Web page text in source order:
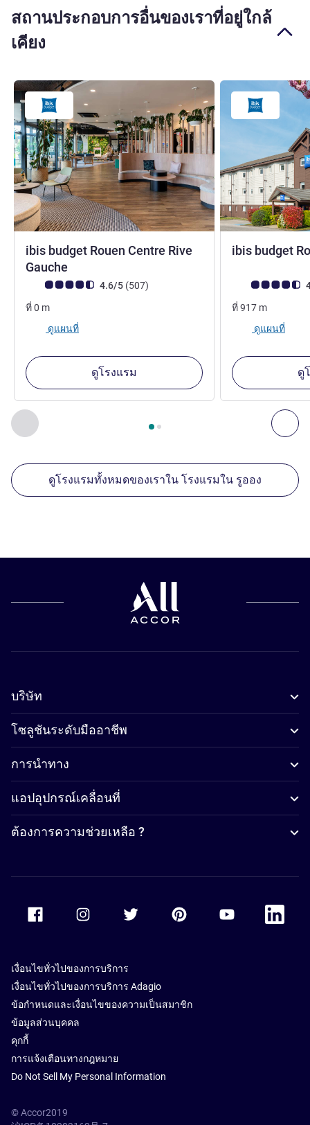
สถานประกอบการอื่นของเราที่อยู่ใกล้
เคียง
ก่อนหน้า - สถานประกอบการอื่นของเราที่อยู่ใกล้เคียง ถั
หน้า1 , สถานประกอบการอื่นของเราที่อยู่ใกล้เคียง 1 :,
ibis budget Rouen Centre Rive
Gauche
คะแนนความคิดเห็นจากแขก (เรทติ้งบน ALL)
4.6/5 (507รีวิว รายการ
)
ที่0 m
ดูแผนที่
ดูโรงแรม
ibis budget
คะแนนความคิดเ
ที่917 m
ดูแผนที่
ดู
ดูโรงแรมทั้งหมดของเราใน โรงแรมใน รูออง
บริษัท
โซลูชันระดับมืออาชีพ
การนำทาง
แอปอุปกรณ์เคลื่อนที่
ต้องการความช่วยเหลือ ?
Accor Youtube
Accor
เงื่อนไขทั่วไปของการบริการ
เงื่อนไขทั่วไปของการบริการ Adagio
ข้อกำหนดและเงื่อนไขของความเป็นสมาชิก
ข้อมูลส่วนบุคคล
คุกกี้
การแจ้งเตือนทางกฎหมาย
Do Not Sell My Personal Information
© Accor2019